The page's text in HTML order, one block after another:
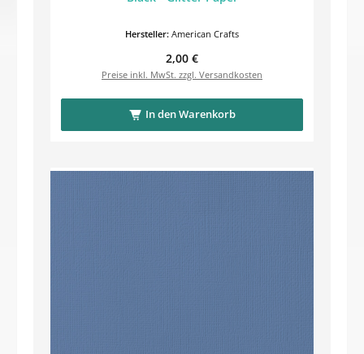
Hersteller: American Crafts
Regulärer Preis:
2,00 €
Preise inkl. MwSt. zzgl. Versandkosten
In den Warenkorb